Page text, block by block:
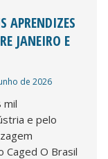
APRENDIZES
JANEIRO E
de 2026
mil
e pelo
Caged O Brasil